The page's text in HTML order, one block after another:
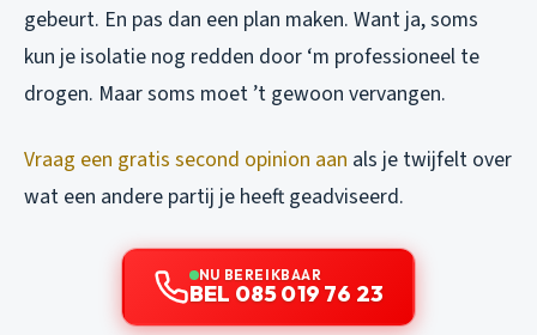
gebeurt. En pas dan een plan maken. Want ja, soms
kun je isolatie nog redden door ‘m professioneel te
drogen. Maar soms moet ’t gewoon vervangen.
Vraag een gratis second opinion aan als je twijfelt over
wat een andere partij je heeft geadviseerd.
NU BEREIKBAAR
BEL 085 019 76 23